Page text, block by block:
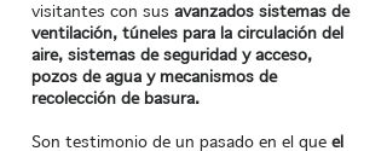
visitantes con sus avanzados sistemas de
ventilación, túneles para la circulación del
aire, sistemas de seguridad y acceso,
pozos de agua y mecanismos de
recolección de basura.
Son testimonio de un pasado en el que el